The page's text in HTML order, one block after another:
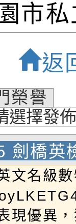
市
學-返
榮譽
選擇發
劍橋英
文名級
現優異